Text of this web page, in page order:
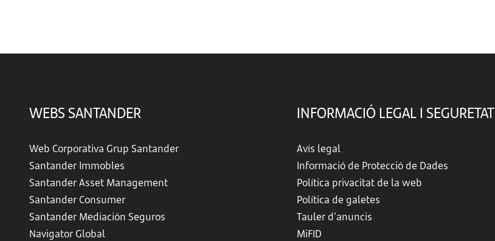
WEBS SANTANDER
Web Corporativa Grup Santander
Santander Immobles
Santander Asset Management
Santander Consumer
Santander Mediación Seguros
Navigator Global
INFORMACIÓ LEGAL I SEGURETAT
Avís legal
Informació de Protecció de Dades
Política privacitat de la web
Política de galetes
Tauler d’anuncis
MiFID